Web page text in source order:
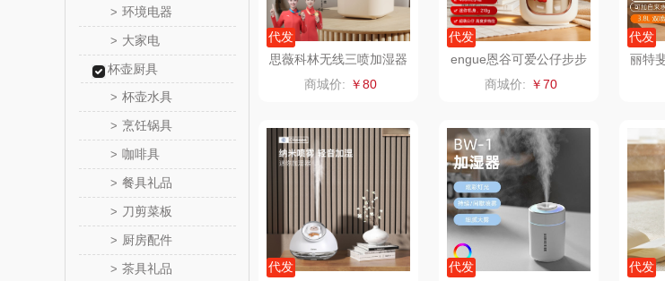
> 环境电器
> 大家电
杯壶厨具
> 杯壶水具
> 烹饪锅具
> 咖啡具
> 餐具礼品
> 刀剪菜板
> 厨房配件
> 茶具礼品
锦礼 阿茜娅（AGIA） 卓然
润心 奈雪茶院
形象派
罗尔仕 拜灭士 舒蕾（定制款）
飞利浦
代发
思薇科林无线三喷加湿器
大雾量保湿雾化喷雾器A
8
商城价: ￥80
代发
engue恩谷可爱公仔步步
高升双喷可爱猴加湿器E
G-025s
商城价: ￥70
代发
丽特
代发
代发
代发